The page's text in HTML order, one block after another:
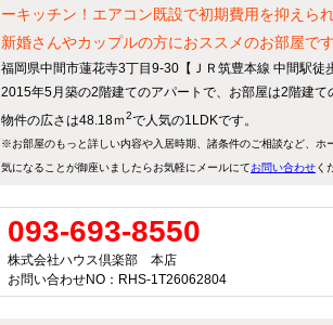
ーキッチン！エアコン既設で初期費用を抑えら
新婚さんやカップルの方におススメのお部屋で
福岡県中間市蓮花寺3丁目9-30【ＪＲ筑豊本線 中間駅徒
2015年5月築の2階建てのアパートで、お部屋は2階建て
物件の広さは48.18ｍ2で人気の1LDKです。
※お部屋のもっと詳しい内容や入居時期、諸条件のご相談など、ホ
気になることが御座いましたらお気軽にメールにてお問い合わせく
093-693-8550
株式会社ハウス倶楽部 本店
お問い合わせNO：RHS-1T26062804